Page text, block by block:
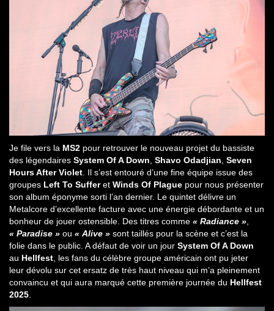
Je file vers la MS2 pour retrouver le nouveau projet du bassiste
des légendaires System Of A Down Shavo Odadjian Seven
Hours After Violet . Il s’est entouré d’une fine équipe issue des
groupes Left To Sufferet Winds Of Plague pour nous présenter
son album éponyme sorti l’an dernier. Le quintet délivre un
Metalcore d’excellente facture avec une énergie débordante et un
bonheur de jouer ostensible. Des titres comme « Radiance »
« Paradise » ou « Alive » sont taillés pour la scène et c’est la
folie dans le public. A défaut de voir un jour System Of A Down
au Hellfest , les fans du célèbre groupe américain ont pu jeter
leur dévolu sur cet ersatz de très haut niveau qui m’a pleinement
convaincu et qui aura marqué cette première journée du Hellfest
2025